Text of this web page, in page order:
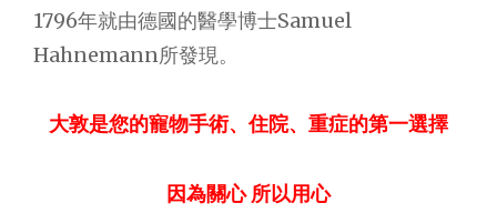
1796年就由德國的醫學博士Samuel
Hahnemann所發現。
大敦是您的寵物手術、住院、重症的第一選擇
因為關心 所以用心